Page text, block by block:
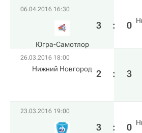
06.04.2016 16:30
Югра-Самотлор
3 : 0
26.03.2016 18:00
Нижний Новгород 2 : 3
23.03.2016 19:00
3 : 0